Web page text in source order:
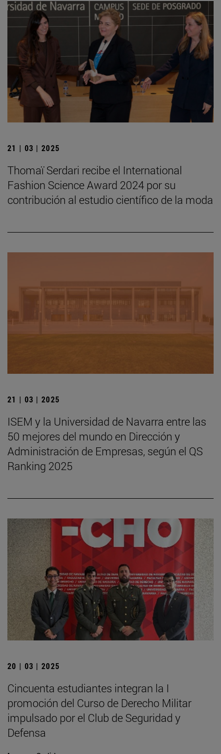
21 | 03 | 2025
Thomaï Serdari recibe el International
Fashion Science Award 2024 por su
contribución al estudio científico de la moda
21 | 03 | 2025
ISEM y la Universidad de Navarra entre las
50 mejores del mundo en Dirección y
Administración de Empresas, según el QS
Ranking 2025
20 | 03 | 2025
Cincuenta estudiantes integran la I
promoción del Curso de Derecho Militar
impulsado por el Club de Seguridad y
Defensa